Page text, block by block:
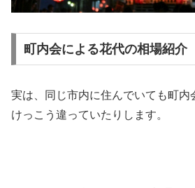
町内会による花代の相場紹介
実は、同じ市内に住んでいても町内
けっこう違っていたりします。